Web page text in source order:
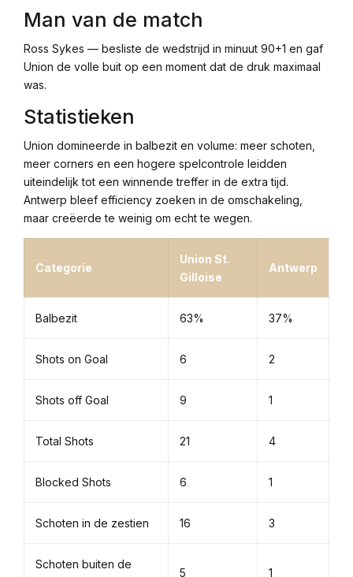
Man van de match
Ross Sykes — besliste de wedstrijd in minuut 90+1 en gaf
Union de volle buit op een moment dat de druk maximaal
was.
Statistieken
Union domineerde in balbezit en volume: meer schoten,
meer corners en een hogere spelcontrole leidden
uiteindelijk tot een winnende treffer in de extra tijd.
Antwerp bleef efficiency zoeken in de omschakeling,
maar creëerde te weinig om echt te wegen.
Categorie
Union St.
Gilloise
Antwerp
Balbezit 63% 37%
Shots on Goal 6 2
Shots off Goal 9 1
Total Shots 21 4
Blocked Shots 6 1
Schoten in de zestien 16 3
Schoten buiten de
5 1